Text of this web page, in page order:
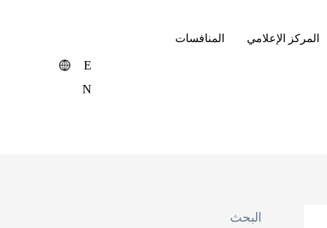
المركز الإعلامي المنافسات
E
N
البحث